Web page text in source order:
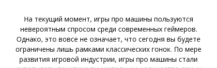
На текущий момент, игры про машины пользуются
невероятным спросом среди современных геймеров.
Однако, это вовсе не означает, что сегодня вы будете
ограничены лишь рамками классических гонок. По мере
развития игровой индустрии, игры про машины стали